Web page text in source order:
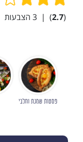
(
2.7
)
|
3 הצבעות
פסטות שמנת וחלבי